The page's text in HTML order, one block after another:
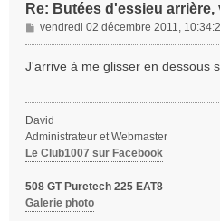
Re: Butées d'essieu
M
e
e
vendredi 02 décembre 2011,
J'arrive à me glisser en dessous
David
Administrateur et Webmaster
Le Club1007 sur Facebook
508 GT Puretech 225 EAT8
Galerie photo